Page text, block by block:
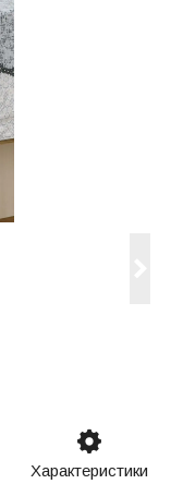
Характеристики